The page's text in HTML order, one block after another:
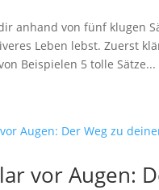
anhand von fünf klugen
Leben lebst. Zuerst
Beispielen 5 tolle Sätze...
vor Augen: